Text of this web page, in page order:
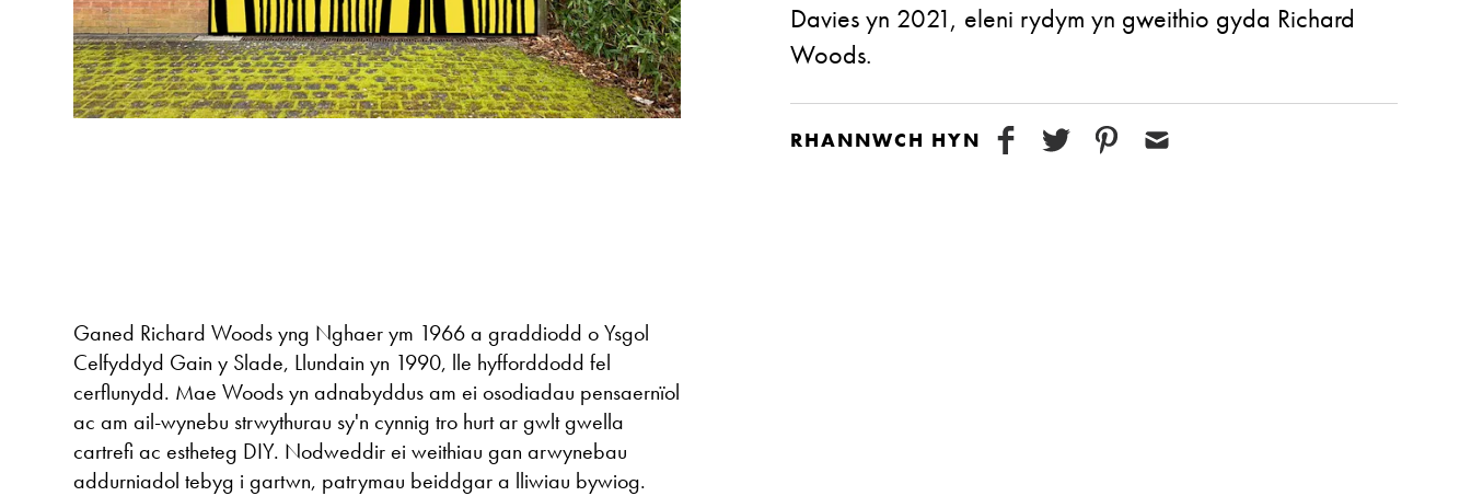
Davies yn 2021, eleni rydym yn gweithio gyda Richard
Woods.
RHANNWCH HYN
Ganed Richard Woods yng Nghaer ym 1966 a graddiodd o Ysgol
Celfyddyd Gain y Slade, Llundain yn 1990, lle hyfforddodd fel
cerflunydd. Mae Woods yn adnabyddus am ei osodiadau pensaernïol
ac am ail-wynebu strwythurau sy'n cynnig tro hurt ar gwlt gwella
cartrefi ac estheteg DIY. Nodweddir ei weithiau gan arwynebau
addurniadol tebyg i gartwn, patrymau beiddgar a lliwiau bywiog.